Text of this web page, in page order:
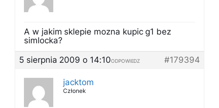
A w jakim sklepie mozna kupic g1 bez
simlocka?
5 sierpnia 2009 o 14:10
#179394
ODPOWIEDZ
jacktom
Członek